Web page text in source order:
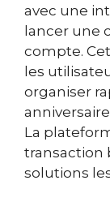
avec une
lancer une
compte.
les
organiser
La
transaction
solutions